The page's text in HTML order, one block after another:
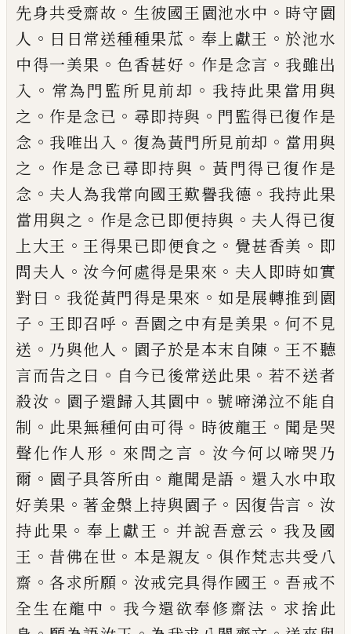
先身共受齋故 。 生彼國王園池水中 。 時守園
人 。 日日常送種種果苽 。 奉上獻王 。 於池水
中得一美果 。 色香甚好 。 作是念言 。 我雖出
入 。 常為門監所見前却 。 我持此果當用與
之 。 作是念已 。 尋即持與 。 門監得已復作是
念 。 我唯出入 。 復為黃門所見前却 。 當用與
之 。 作是念已尋即持與 。 黃門得已復作是
念 。 夫人為我常向國王歎譽我德 。 我持此果
當用與之 。 作是念已即便持與 。 夫人得已復
上大王 。 王得果已即便食之 。 覺甚香美 。 即
問夫人 。 汝今何處得是果來 。 夫人即時如實
對曰 。 我從黃門得是果來 。 如是展轉推到園
子 。 王即召呼 。 吾園之中有是美果 。何不 見
送 。 乃與他人 。 園子於是本末自陳 。 王不聽
言而告之曰 。 自今已後常送此果 。 若不送者
殺汝 。 園子還歸入其園中 。號啼涕泣不能自
制 。 此果無種何由可得 。 時彼龍王 。 聞是哭
聲化作人形 。 來問之言 。 汝今何以啼哭乃
爾 。 園子具答所由 。 龍聞是語 。 還入水中取
好美果 。著金槃 上持與園子 。 因復告言 。 汝
持此果 。奉上獻王 。 并說吾意云 。 我及國
王 。 昔佛在世 。 本是親友 。 俱作梵志共受八
齋 。各求所願 。 汝戒完具得作國王 。 吾戒不
全生在龍中 。 我今還欲奉修齋法 。 求捨此